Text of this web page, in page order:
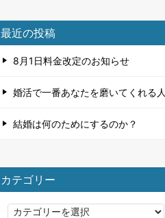
最近の投稿
8月1日料金改定のお知らせ
婚活で一番あなたを磨いてくれる人
結婚は何のためにするのか？
カテゴリー
カ